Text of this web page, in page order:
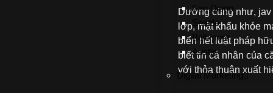
San Diego
Seattle
Baltimore
Austin
Digital Marketing
Dường cũng như, jav
lớp, mật khẩu khỏe
biển hết luật pháp
biết tin cá nhân của
với thỏa thuận xuất